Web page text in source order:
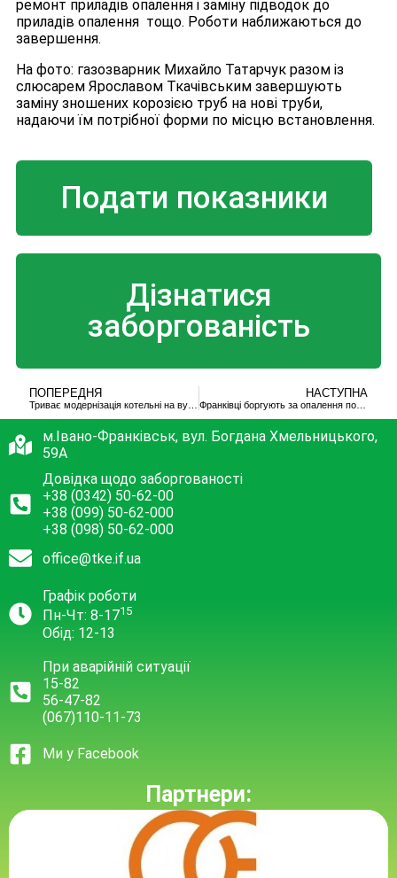
ремонт приладів опалення і заміну підводок до
приладів опалення тощо. Роботи наближаються до
завершення.
На фото: газозварник Михайло Татарчук разом із
слюсарем Ярославом Ткачівським завершують
заміну зношених корозією труб на нові труби,
надаючи їм потрібної форми по місцю встановлення.
Подати показники
Дізнатися
заборгованість
ПОПЕРЕДНЯ НАСТУПНА
Франківці боргують за опалення понад 117 мільйонів гривень
м.Івано-Франківськ, вул. Богдана Хмельницького,
59А
Довідка щодо заборгованості
+38 (0342) 50-62-00
+38 (099) 50-62-000
+38 (098) 50-62-000
office@tke.if.ua
Графік роботи
Пн-Чт: 8-1715
Обід: 12-13
При аварійній ситуації
15-82
56-47-82
(067)110-11-73
Ми у Facebook
Партнери: